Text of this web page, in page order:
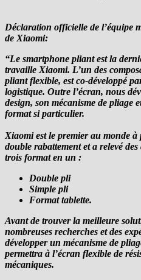
Déclaration officielle de l’équipe
de Xiaomi:
“Le smartphone pliant est la
travaille Xiaomi. L’un des
pliant flexible, est co-développé
logistique. Outre l’écran, nous
design, son mécanisme de pliage
format si particulier.
Xiaomi est le premier au monde
double rabattement et a relevé
trois format en un :
Double pli
Simple pli
Format tablette.
Avant de trouver la meilleure
nombreuses recherches et des
développer un mécanisme de
permettra à l’écran flexible de
mécaniques.